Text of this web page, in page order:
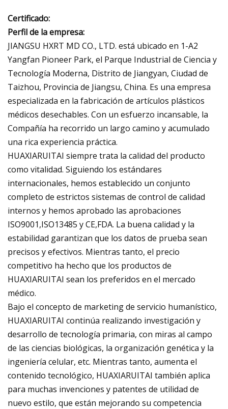
Certificado:
Perfil de la empresa:
JIANGSU HXRT MD CO., LTD. está ubicado en 1-A2
Yangfan Pioneer Park, el Parque Industrial de Ciencia y
Tecnología Moderna, Distrito de Jiangyan, Ciudad de
Taizhou, Provincia de Jiangsu, China. Es una empresa
especializada en la fabricación de artículos plásticos
médicos desechables. Con un esfuerzo incansable, la
Compañía ha recorrido un largo camino y acumulado
una rica experiencia práctica.
HUAXIARUITAI siempre trata la calidad del producto
como vitalidad. Siguiendo los estándares
internacionales, hemos establecido un conjunto
completo de estrictos sistemas de control de calidad
internos y hemos aprobado las aprobaciones
ISO9001,ISO13485 y CE,FDA. La buena calidad y la
estabilidad garantizan que los datos de prueba sean
precisos y efectivos. Mientras tanto, el precio
competitivo ha hecho que los productos de
HUAXIARUITAI sean los preferidos en el mercado
médico.
Bajo el concepto de marketing de servicio humanístico,
HUAXIARUITAI continúa realizando investigación y
desarrollo de tecnología primaria, con miras al campo
de las ciencias biológicas, la organización genética y la
ingeniería celular, etc. Mientras tanto, aumenta el
contenido tecnológico, HUAXIARUITAI también aplica
para muchas invenciones y patentes de utilidad de
nuevo estilo, que están mejorando su competencia